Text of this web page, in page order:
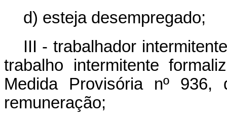
d) esteja desempregado;
III - trabalhador
trabalho intermitente
Medida Provisória nº
remuneração;